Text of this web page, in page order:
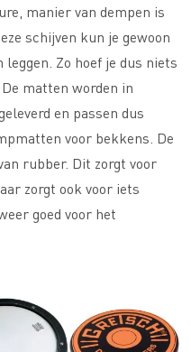
manier van dempen is
schijven kun je gewoon
Zo hoef je dus niets
matten worden in
en passen dus
voor bekkens. De
rubber. Dit zorgt voor
zorgt ook voor iets
goed voor het